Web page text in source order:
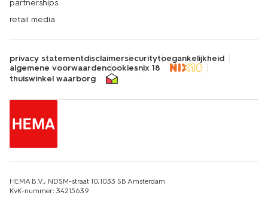
partnerships
retail media
privacy statementdisclaimersecuritytoegankelijkheid
algemene voorwaardencookiesnix 18
thuiswinkel waarborg
HEMA B.V., NDSM-straat 10,1033 SB Amsterdam
KvK-nummer: 34215639